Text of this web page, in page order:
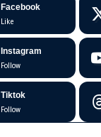
Facebook
Like
Instagram
Follow
Tiktok
Follow